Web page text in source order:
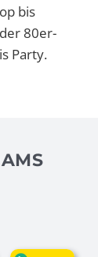
bis
80er-
Party.